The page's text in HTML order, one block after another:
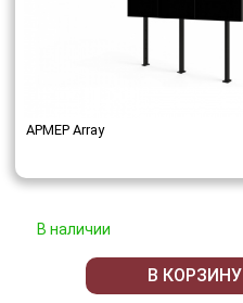
АРМЕР Array
В наличии
В КОРЗИНУ